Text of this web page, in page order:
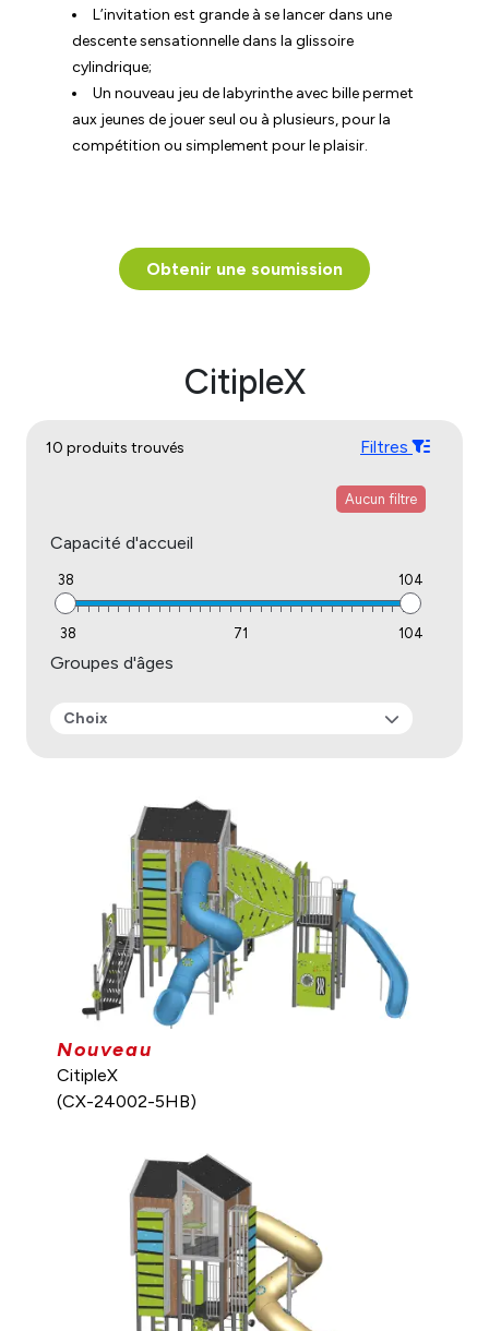
L’invitation est grande à se lancer dans une
descente sensationnelle dans la glissoire
cylindrique;
Un nouveau jeu de labyrinthe avec bille permet
aux jeunes de jouer seul ou à plusieurs, pour la
compétition ou simplement pour le plaisir.
Obtenir une soumission
CitipleX
10 produits trouvés Filtres
Aucun filtre
Capacité d'accueil
38 104
38 71 104
Groupes d'âges
Choix
Nouveau
CitipleX
(CX-24002-5HB)